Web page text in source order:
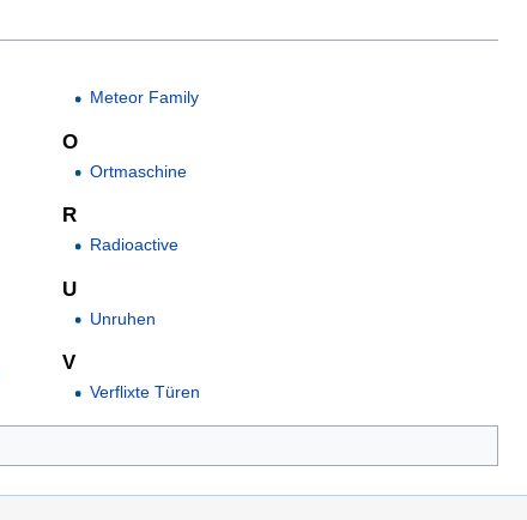
Meteor Family
O
Ortmaschine
R
Radioactive
U
Unruhen
V
Verflixte Türen